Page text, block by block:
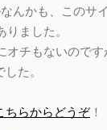
んかも、このサ
ました。
チもないのです
た。
ちらからどうぞ！